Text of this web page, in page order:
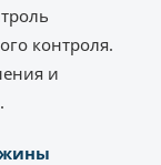
контроля.
и